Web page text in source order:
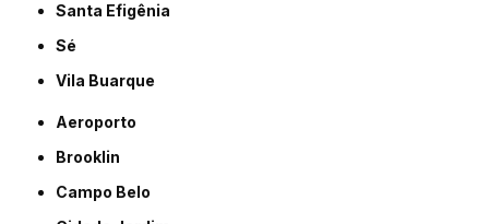
Santa Efigênia
Sé
Vila Buarque
Aeroporto
Brooklin
Campo Belo